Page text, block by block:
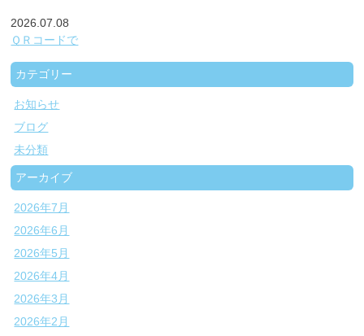
2026.07.08
ＱＲコードで
カテゴリー
お知らせ
ブログ
未分類
アーカイブ
2026年7月
2026年6月
2026年5月
2026年4月
2026年3月
2026年2月